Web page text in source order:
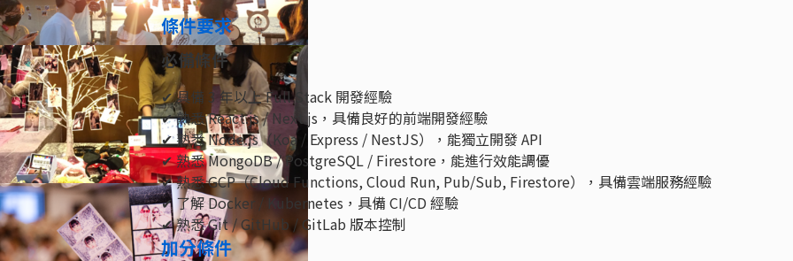
條件要求
必備條件
✔ 具備 3 年以上 Full Stack 開發經驗
✔ 熟悉 React.js / Next.js，具備良好的前端開發經驗
✔ 熟悉 Node.js（Koa / Express / NestJS），能獨立開發 API
✔ 熟悉 MongoDB / PostgreSQL / Firestore，能進行效能調優
✔ 熟悉 GCP（Cloud Functions, Cloud Run, Pub/Sub, Firestore），具備雲端服務經驗
✔ 了解 Docker / Kubernetes，具備 CI/CD 經驗
✔ 熟悉 Git / GitHub / GitLab 版本控制
加分條件